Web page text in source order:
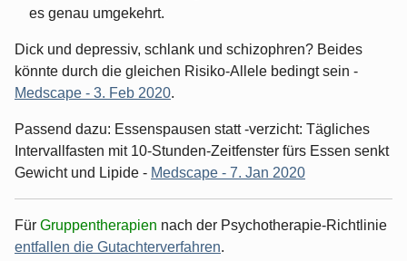
es genau umgekehrt.
Dick und depressiv, schlank und schizophren? Beides
könnte durch die gleichen Risiko-Allele bedingt sein -
Medscape - 3. Feb 2020.
Passend dazu: Essenspausen statt -verzicht: Tägliches
Intervallfasten mit 10-Stunden-Zeitfenster fürs Essen senkt
Gewicht und Lipide - Medscape - 7. Jan 2020
Für Gruppentherapien nach der Psychotherapie-Richtlinie
entfallen die Gutachterverfahren.